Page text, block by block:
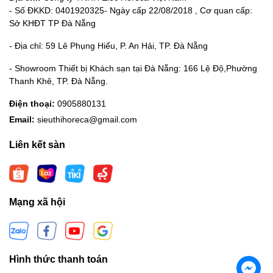
- Số ĐKKD: 0401920325- Ngày cấp 22/08/2018 , Cơ quan cấp:
Sở KHĐT TP Đà Nẵng
- Địa chỉ: 59 Lê Phụng Hiểu, P. An Hải, TP. Đà Nẵng
- Showroom Thiết bị Khách sạn tại Đà Nẵng: 166 Lệ Độ,Phường
Thanh Khê, TP. Đà Nẵng.
Điện thoại: 0905880131
Email: sieuthihoreca@gmail.com
Liên kết sàn
Mạng xã hội
Hình thức thanh toán